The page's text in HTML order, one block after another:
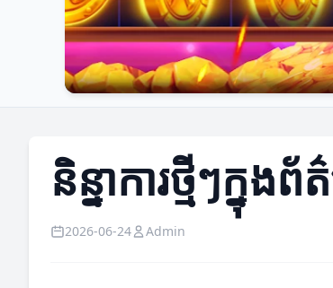
និន្នាការថ្មីៗក្នុ
2026-06-24 Admin